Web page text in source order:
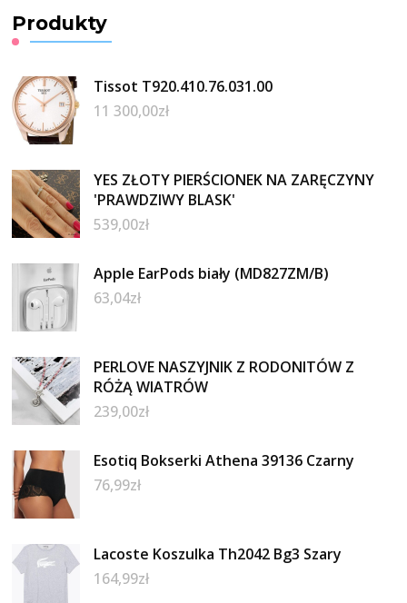
Produkty
Tissot T920.410.76.031.00
11 300,00zł
YES ZŁOTY PIERŚCIONEK NA ZARĘCZYNY
'PRAWDZIWY BLASK'
539,00zł
Apple EarPods biały (MD827ZM/B)
63,04zł
PERLOVE NASZYJNIK Z RODONITÓW Z
RÓŻĄ WIATRÓW
239,00zł
Esotiq Bokserki Athena 39136 Czarny
76,99zł
Lacoste Koszulka Th2042 Bg3 Szary
164,99zł